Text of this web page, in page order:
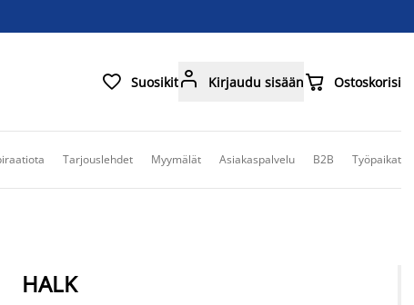
 Suosikit Kirjaudu sisään Ostoskorisi
Tarjouslehdet Myymälät Asiakaspalvelu B2B Työpaikat
HALK